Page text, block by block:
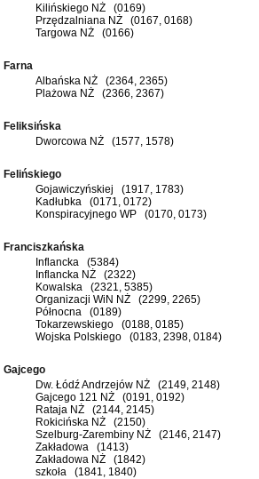
Kilińskiego NŻ (0169)
Przędzalniana NŻ (0167, 0168)
Targowa NŻ (0166)
Farna
Albańska NŻ (2364, 2365)
Plażowa NŻ (2366, 2367)
Feliksińska
Dworcowa NŻ (1577, 1578)
Felińskiego
Gojawiczyńskiej (1917, 1783)
Kadłubka (0171, 0172)
Konspiracyjnego WP (0170, 0173)
Franciszkańska
Inflancka (5384)
Inflancka NŻ (2322)
Kowalska (2321, 5385)
Organizacji WiN NŻ (2299, 2265)
Północna (0189)
Tokarzewskiego (0188, 0185)
Wojska Polskiego (0183, 2398, 0184)
Gajcego
Dw. Łódź Andrzejów NŻ (2149, 2148)
Gajcego 121 NŻ (0191, 0192)
Rataja NŻ (2144, 2145)
Rokicińska NŻ (2150)
Szelburg-Zarembiny NŻ (2146, 2147)
Zakładowa (1413)
Zakładowa NŻ (1842)
szkoła (1841, 1840)